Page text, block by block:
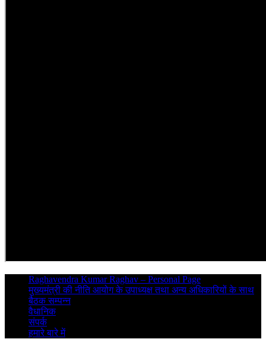
Raghavendra Kumar Raghav – Personal Page
मुख्यमंत्री की नीति आयोग के उपाध्यक्ष तथा अन्य अधिकारियों के साथ
बैठक सम्पन्न
वैधानिक
संपर्क
हमारे बारे में